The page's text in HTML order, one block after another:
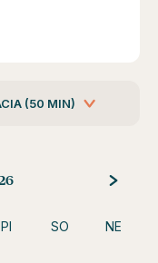
(50 MIN)
PI SO NE